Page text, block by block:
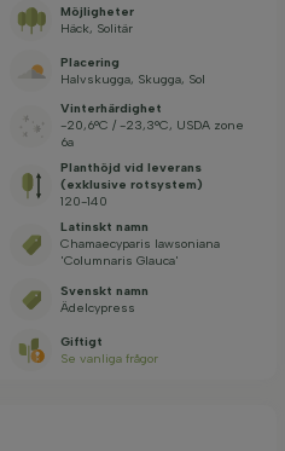
Möjligheter
Häck, Solitär
Placering
Halvskugga, Skugga, Sol
Vinterhärdighet
-20,6°C / -23,3°C, USDA zone
6a
Planthöjd vid leverans
(exklusive rotsystem)
120-140
Latinskt namn
Chamaecyparis lawsoniana
'Columnaris Glauca'
Svenskt namn
Ädelcypress
Giftigt
Se vanliga frågor